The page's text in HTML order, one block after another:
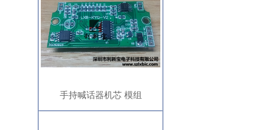
手持喊话器机芯 模组